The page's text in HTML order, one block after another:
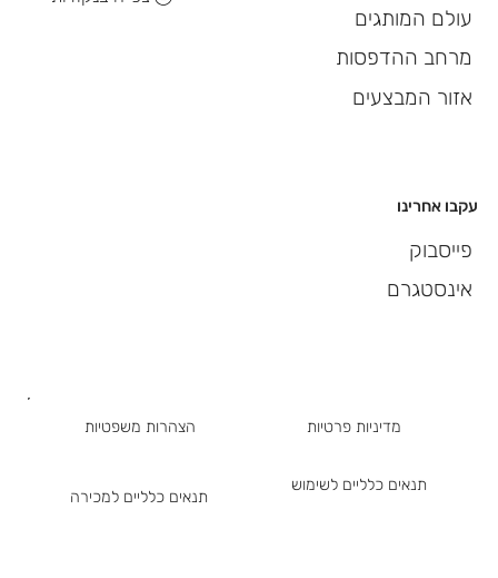
עקבו אחרינו
פייסבוק
אינסטגרם
עולם המותגים
מרחב ההדפסות
אזור המבצעים
מדיניות פרטיות
תנאים כלליים למכירה
תנאים כלליים לשימוש
הצהרות משפטיות